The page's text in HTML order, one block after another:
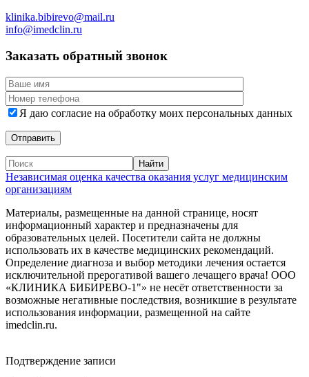
klinika.bibirevo@mail.ru
info@imedclin.ru
Заказать обратный звонок
Я даю согласие на обработку моих персональных данных
Независимая оценка качества оказания услуг медицинским
организациям
Материалы, размещенные на данной странице, носят
информационный характер и предназначены для
образовательных целей. Посетители сайта не должны
использовать их в качестве медицинских рекомендаций.
Определение диагноза и выбор методики лечения остается
исключительной прерогативой вашего лечащего врача! ООО
«КЛИНИКА БИБИРЕВО-1"» не несёт ответственности за
возможные негативные последствия, возникшие в результате
использования информации, размещенной на сайте
imedclin.ru.
Подтверждение записи